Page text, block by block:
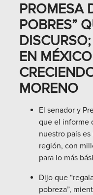
PROMESA
POBRES”
EN
MORENO
El senador y
que el informe
nuestro país
región, con
para lo más
Dijo que
pobreza”,